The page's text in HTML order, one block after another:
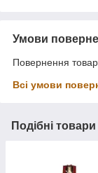
Умови
Повернення
Всі умови
Подібні товари